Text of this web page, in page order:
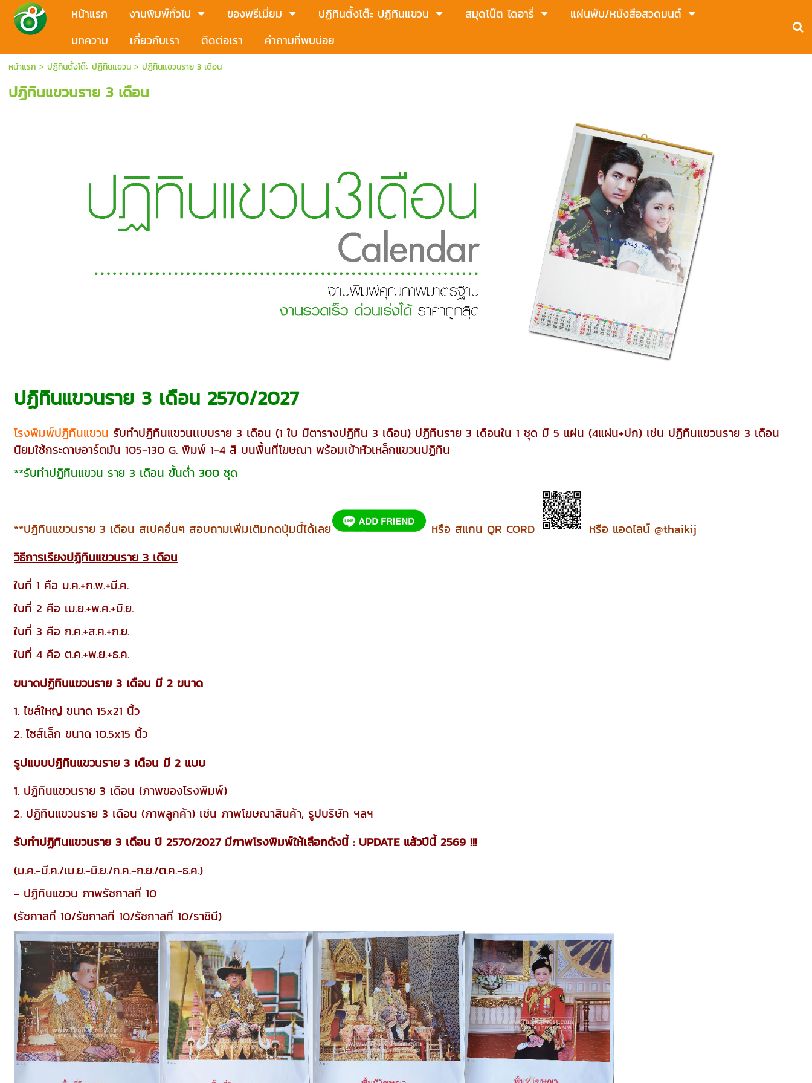
หน้าแรก งานพิมพ์ทั่วไป ของพรีเมี่ยม ปฏิทินตั้งโต๊ะ ปฏิทินแขวน สมุดโน๊ต ไดอารี่
แผ่นพับ/หนังสือสวดมนต์
บทความ
เกี่ยวกับเรา ติดต่อเรา คำถามที่พบบ่อย
หน้าแรก > ปฏิทินตั้งโต๊ะ ปฏิทินแขวน> ปฏิทินแขวนราย 3 เดือน
ปฏิทินแขวนราย 3 เดือน
ปฏิทินแขวนราย 3 เดือน 2570/2027
โรงพิมพ์ปฏิทินแขวน รับทำปฏิทินแขวนเเบบราย 3 เดือน (1 ใบ มีตารางปฏิทิน 3 เดือน) ปฏิทินราย 3 เดือนใน 1 ชุด มี 5 แผ่น (4แผ่น+ปก) เช่น ปฏิทินแขวนราย 3 เดือน
นิยมใช้กระดาษอาร์ตมัน 105-130 G. พิมพ์ 1-4 สี บนพื้นที่โฆษณา พร้อมเข้าหัวเหล็กแขวนปฏิทิน
**รับทำปฏิทินแขวน ราย 3 เดือน ขั้นต่ำ 300 ชุด
**ปฏิทินแขวนราย 3 เดือน สเปคอื่นๆ สอบถามเพิ่มเติมกดปุ่มนี้ได้เลย หรือ สแกน QR CORD
หรือ แอดไลน์ @thaikij
วิธีการเรียงปฏิทินแขวนราย 3 เดือน
ใบที่ 1 คือ ม.ค.+ก.พ.+มี.ค.
ใบที่ 2 คือ เม.ย.+พ.ค.+มิ.ย.
ใบที่ 3 คือ ก.ค.+ส.ค.+ก.ย.
ใบที่ 4 คือ ต.ค.+พ.ย.+ธ.ค.
ขนาดปฏิทินแขวนราย 3 เดือน มี 2 ขนาด
1. ไซส์ใหญ่ ขนาด 15x21 นิ้ว
2. ไซส์เล็ก ขนาด 10.5x15 นิ้ว
รูปแบบปฏิทินแขวนราย 3 เดือน มี 2 แบบ
1. ปฏิทินแขวนราย 3 เดือน (ภาพของโรงพิมพ์)
2. ปฏิทินแขวนราย 3 เดือน (ภาพลูกค้า) เช่น ภาพโฆษณาสินค้า, รูปบริษัท ฯลฯ
รับทำปฏิทินแขวนราย 3 เดือน ปี 2570/2027มีภาพโรงพิมพ์ให้เลือกดังนี้ : UPDATE แล้วปีนี้ 2569 !!!
(ม.ค.-มี.ค./เม.ย.-มิ.ย./ก.ค.-ก.ย./ต.ค.-ธ.ค.)
- ปฏิทินแขวน ภาพรัชกาลที่ 10
(รัชกาลที่ 10/รัชกาลที่ 10/รัชกาลที่ 10/ราชินี)